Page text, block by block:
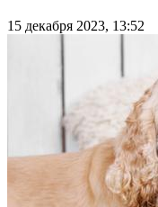
15 декабря 2023, 13:52